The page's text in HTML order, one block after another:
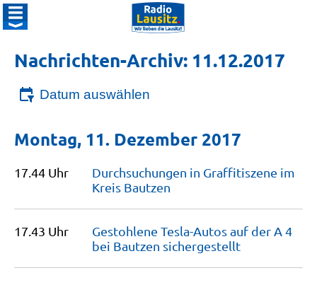
Nachrichten-Archiv: 11.12.2017
Datum auswählen
Montag, 11. Dezember 2017
17.44 Uhr
Durchsuchungen in Graffitiszene im
Kreis Bautzen
17.43 Uhr
Gestohlene Tesla-Autos auf der A 4
bei Bautzen sichergestellt